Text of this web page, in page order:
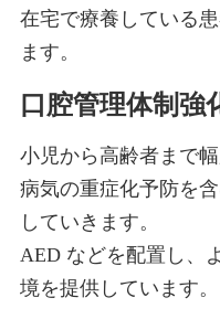
在宅で療養している
ます。
口腔管理体制強
小児から高齢者まで
病気の重症化予防を
していきます。
AED などを配置し、
境を提供しています。